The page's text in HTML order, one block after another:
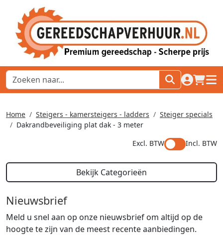
naar
Home Steigers - kamersteigers - ladders
Steiger specials
Dakrandbeveiliging plat dak - 3 meter
Excl. BTW
Incl. BTW
Bekijk Categorieën
Nieuwsbrief
Meld u snel aan op onze nieuwsbrief om altijd op de
hoogte te zijn van de meest recente aanbiedingen.